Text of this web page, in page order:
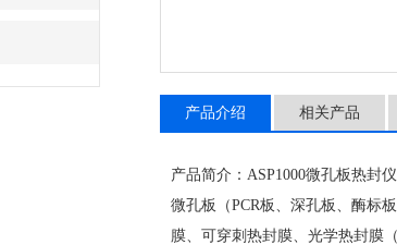
产品介绍 相关产品
产品简介：ASP1000微孔板热封
微孔板（PCR板、深孔板、酶标
膜、可穿刺热封膜、光学热封膜